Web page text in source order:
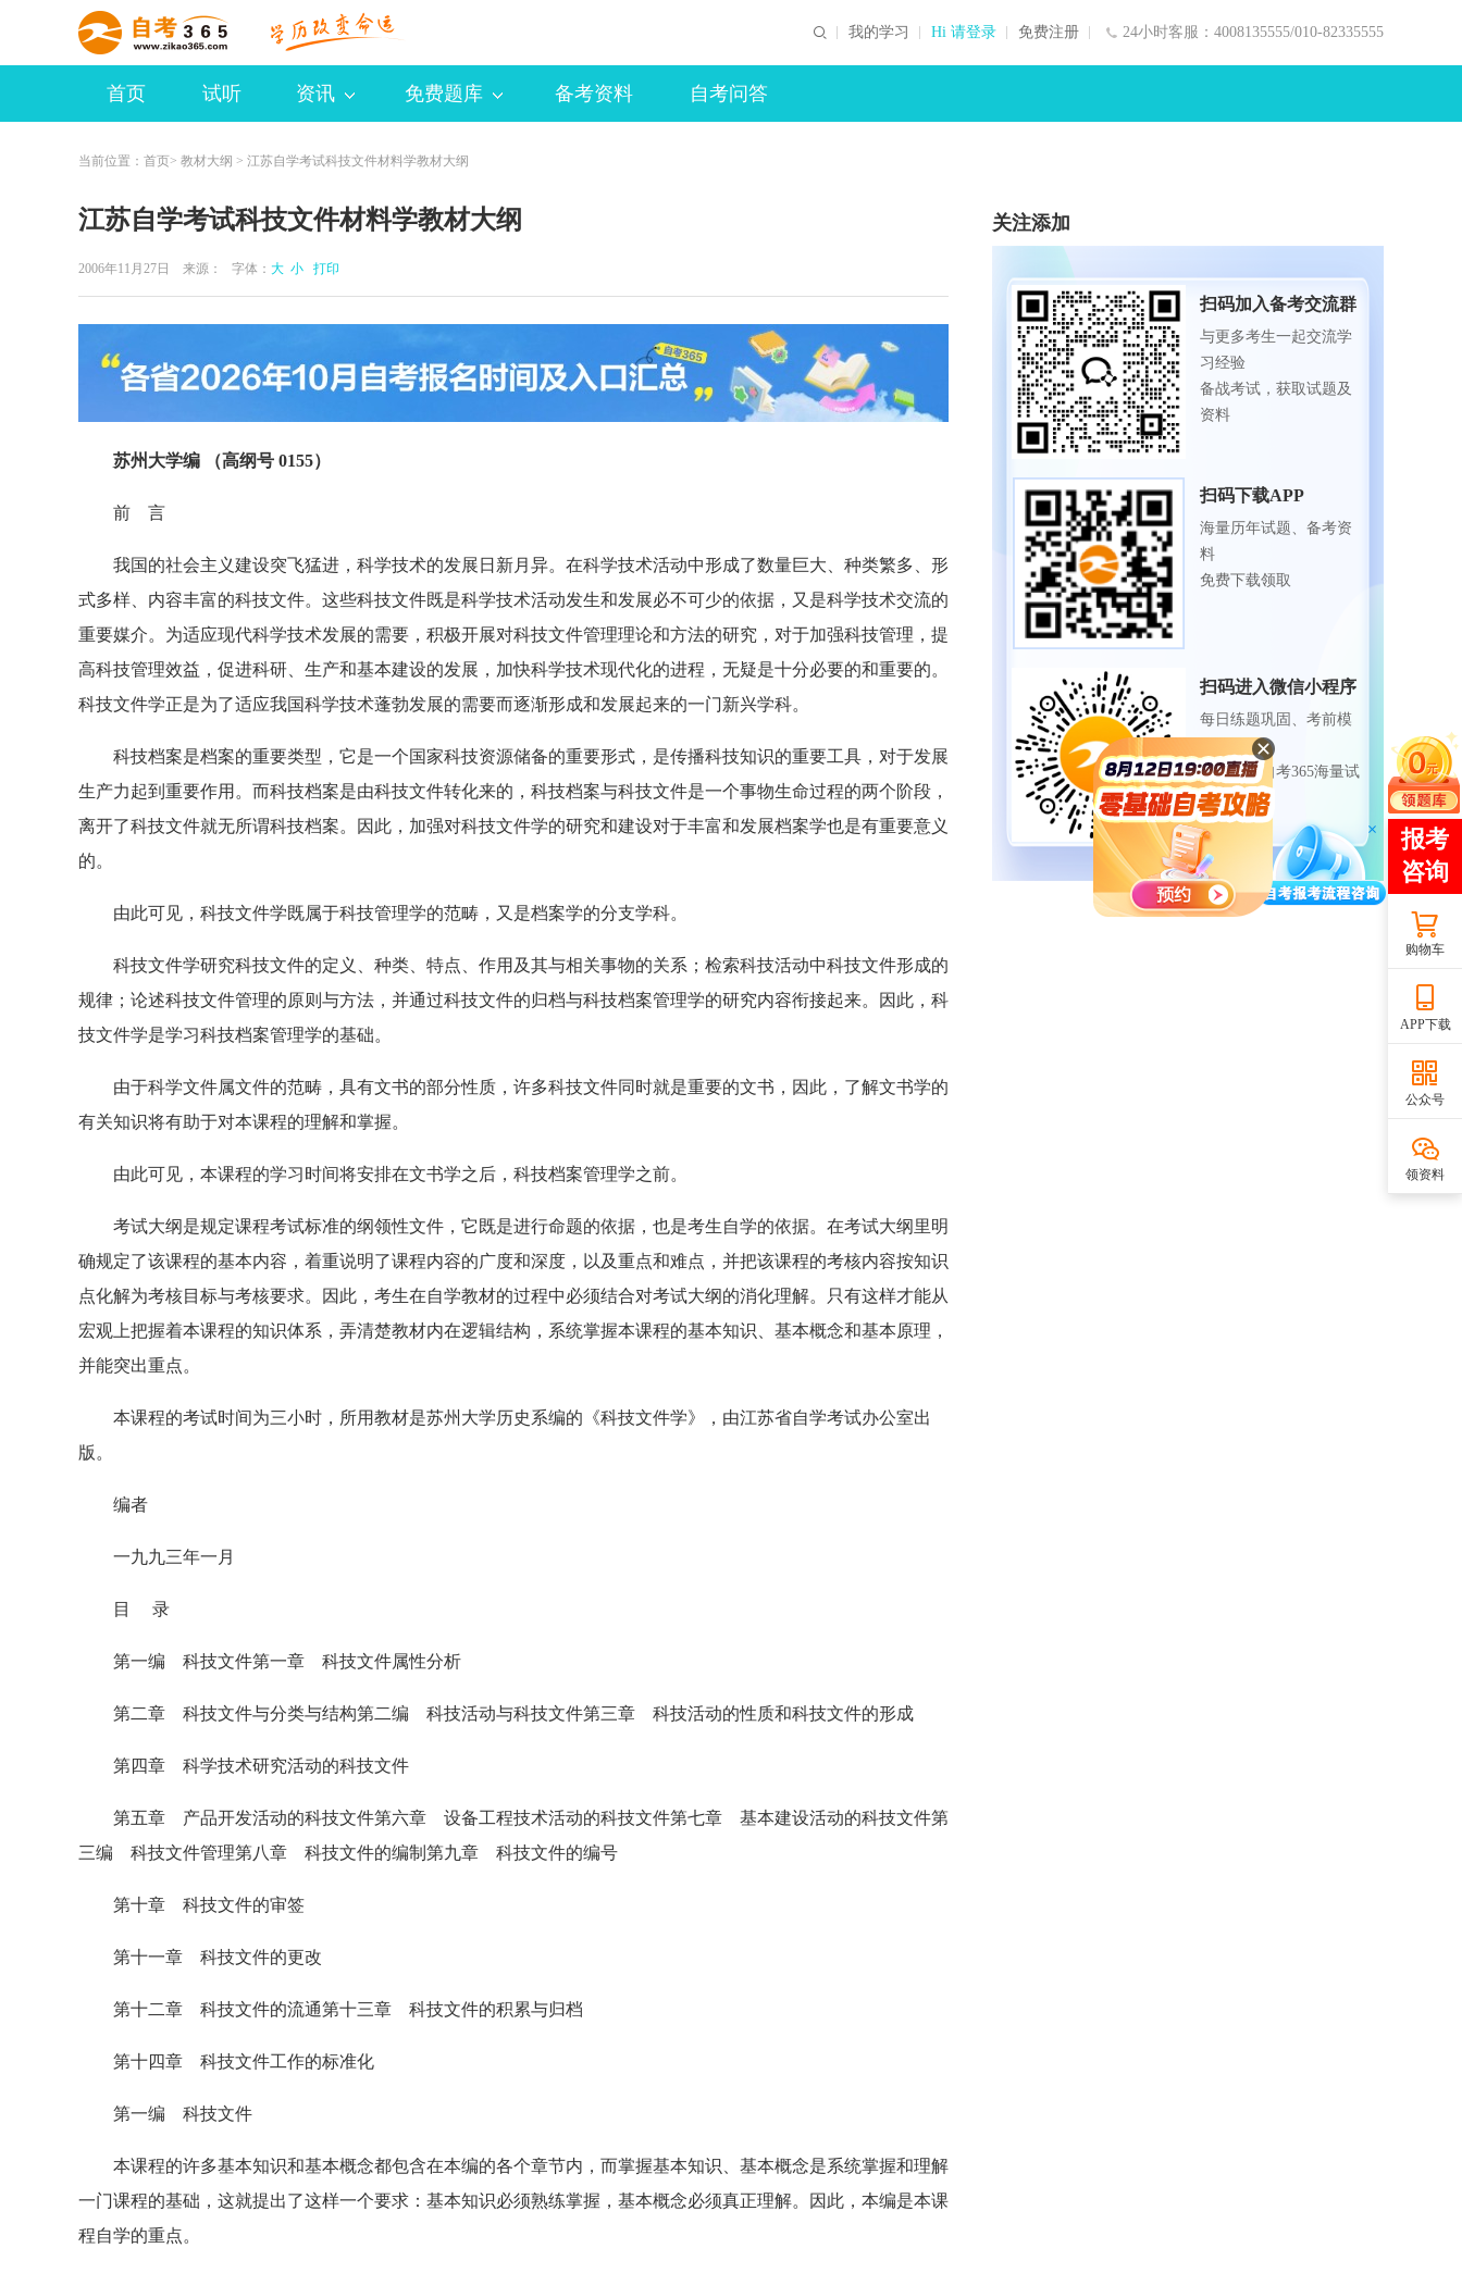
24小时客服：4008135555/010-82335555
我的学习 Hi 请登录 免费注册
首页 试听 资讯 免费题库 备考资料 自考问答
当前位置： 首页> 教材大纲 > 江苏自学考试科技文件材料学教材大纲
江苏自学考试科技文件材料学教材大纲
2006年11月27日 来源： 字体： 大 小 打印
苏州大学编 （高纲号 0155）
前 言
我国的社会主义建设突飞猛进，科学技术的发展日新月异。在科学技术活动中形成了数量巨大、种类繁多、形
式多样、内容丰富的科技文件。这些科技文件既是科学技术活动发生和发展必不可少的依据，又是科学技术交流的
重要媒介。为适应现代科学技术发展的需要，积极开展对科技文件管理理论和方法的研究，对于加强科技管理，提
高科技管理效益，促进科研、生产和基本建设的发展，加快科学技术现代化的进程，无疑是十分必要的和重要的。
科技文件学正是为了适应我国科学技术蓬勃发展的需要而逐渐形成和发展起来的一门新兴学科。
科技档案是档案的重要类型，它是一个国家科技资源储备的重要形式，是传播科技知识的重要工具，对于发展
生产力起到重要作用。而科技档案是由科技文件转化来的，科技档案与科技文件是一个事物生命过程的两个阶段，
离开了科技文件就无所谓科技档案。因此，加强对科技文件学的研究和建设对于丰富和发展档案学也是有重要意义
的。
由此可见，科技文件学既属于科技管理学的范畴，又是档案学的分支学科。
科技文件学研究科技文件的定义、种类、特点、作用及其与相关事物的关系；检索科技活动中科技文件形成的
规律；论述科技文件管理的原则与方法，并通过科技文件的归档与科技档案管理学的研究内容衔接起来。因此，科
技文件学是学习科技档案管理学的基础。
由于科学文件属文件的范畴，具有文书的部分性质，许多科技文件同时就是重要的文书，因此，了解文书学的
有关知识将有助于对本课程的理解和掌握。
由此可见，本课程的学习时间将安排在文书学之后，科技档案管理学之前。
考试大纲是规定课程考试标准的纲领性文件，它既是进行命题的依据，也是考生自学的依据。在考试大纲里明
确规定了该课程的基本内容，着重说明了课程内容的广度和深度，以及重点和难点，并把该课程的考核内容按知识
点化解为考核目标与考核要求。因此，考生在自学教材的过程中必须结合对考试大纲的消化理解。只有这样才能从
宏观上把握着本课程的知识体系，弄清楚教材内在逻辑结构，系统掌握本课程的基本知识、基本概念和基本原理，
并能突出重点。
本课程的考试时间为三小时，所用教材是苏州大学历史系编的《科技文件学》，由江苏省自学考试办公室出
版。
编者
一九九三年一月
目 录
第一编 科技文件第一章 科技文件属性分析
第二章 科技文件与分类与结构第二编 科技活动与科技文件第三章 科技活动的性质和科技文件的形成
第四章 科学技术研究活动的科技文件
第五章 产品开发活动的科技文件第六章 设备工程技术活动的科技文件第七章 基本建设活动的科技文件第
三编 科技文件管理第八章 科技文件的编制第九章 科技文件的编号
第十章 科技文件的审签
第十一章 科技文件的更改
第十二章 科技文件的流通第十三章 科技文件的积累与归档
第十四章 科技文件工作的标准化
第一编 科技文件
本课程的许多基本知识和基本概念都包含在本编的各个章节内，而掌握基本知识、基本概念是系统掌握和理解
一门课程的基础，这就提出了这样一个要求：基本知识必须熟练掌握，基本概念必须真正理解。因此，本编是本课
程自学的重点。
关注添加
扫码加入备考交流群
与更多考生一起交流学
习经验
备战考试，获取试题及
资料
扫码下载APP
海量历年试题、备考资
料
免费下载领取
扫码进入微信小程序
每日练题巩固、考前模
免费体验自考365海量试
题
购物车
APP下载
公众号
领资料